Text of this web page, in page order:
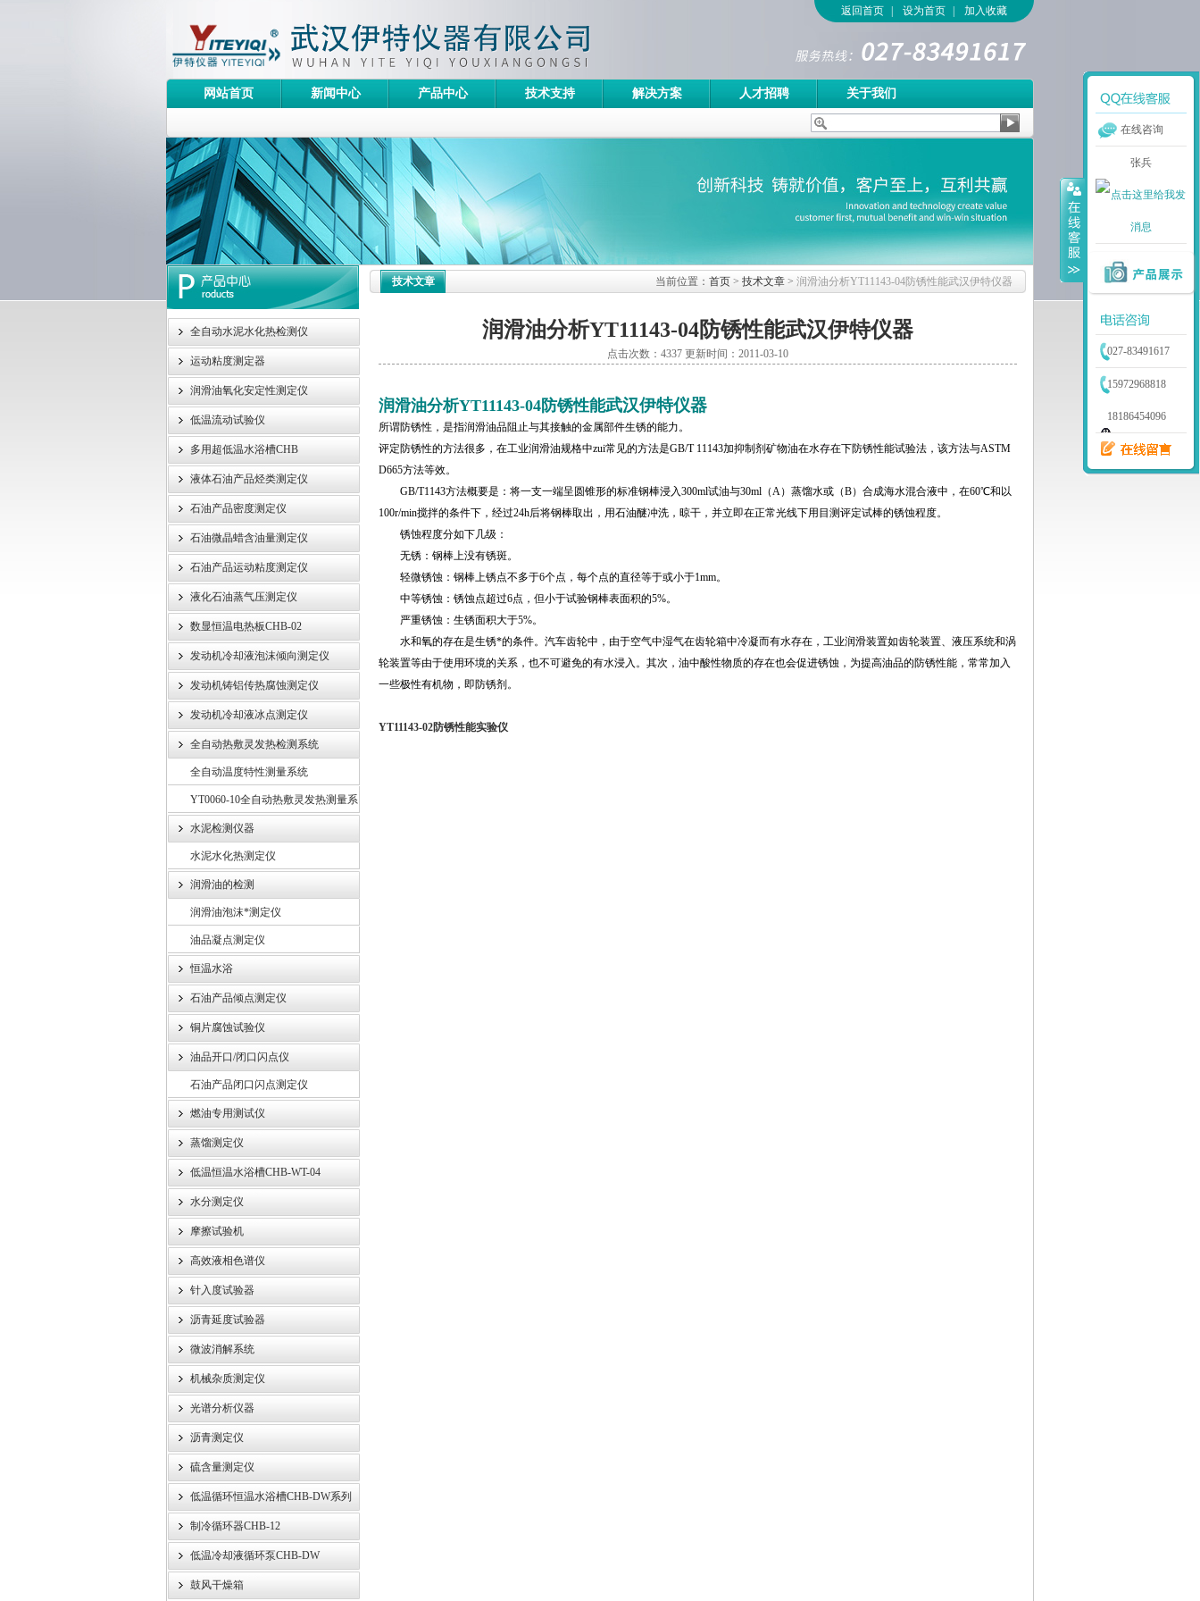
武汉伊特仪器有限公司
返回首页 设为首页 加入收藏
网站首页 新闻中心 产品中心 技术支持 解决方案 人才招聘 关于我们
技术文章 当前位置： 首页 > 技术文章 > 润滑油分析YT11143-04防锈性能武汉伊特仪器
润滑油分析YT11143-04防锈性能武汉伊特仪器
点击次数：4337 更新时间：2011-03-10
润滑油分析YT11143-04防锈性能武汉伊特仪器
所谓防锈性，是指润滑油品阻止与其接触的金属部件生锈的能力。
评定防锈性的方法很多，在工业润滑油规格中zui常见的方法是GB/T 11143加抑制剂矿物油在水存在下防锈性能试验法，该方法与ASTM
D665方法等效。
GB/T1143方法概要是：将一支一端呈圆锥形的标准钢棒浸入300ml试油与30ml （A）蒸馏水或（B）合成海水混合液中，在60℃和以
100r/min搅拌的条件下，经过24h后将钢棒取出，用石油醚冲洗，晾干，并立即在正常光线下用目测评定试棒的锈蚀程度。
锈蚀程度分如下几级：
无锈：钢棒上没有锈斑。
轻微锈蚀：钢棒上锈点不多于6个点，每个点的直径等于或小于1mm。
中等锈蚀：锈蚀点超过6点，但小于试验钢棒表面积的5%。
严重锈蚀：生锈面积大于5%。
水和氧的存在是生锈*的条件。汽车齿轮中，由于空气中湿气在齿轮箱中冷凝而有水存在，工业润滑装置如齿轮装置、液压系统和涡
轮装置等由于使用环境的关系，也不可避免的有水浸入。其次，油中酸性物质的存在也会促进锈蚀，为提高油品的防锈性能，常常加入
一些极性有机物，即防锈剂。
YT11143-02防锈性能实验仪
全自动水泥水化热检测仪
运动粘度测定器
润滑油氧化安定性测定仪
低温流动试验仪
多用超低温水浴槽CHB
液体石油产品烃类测定仪
石油产品密度测定仪
石油微晶蜡含油量测定仪
石油产品运动粘度测定仪
液化石油蒸气压测定仪
数显恒温电热板CHB-02
发动机冷却液泡沫倾向测定仪
发动机铸铝传热腐蚀测定仪
发动机冷却液冰点测定仪
全自动热敷灵发热检测系统
全自动温度特性测量系统
YT0060-10全自动热敷灵发热测量系
统
水泥检测仪器
水泥水化热测定仪
润滑油的检测
润滑油泡沫*测定仪
油品凝点测定仪
恒温水浴
石油产品倾点测定仪
铜片腐蚀试验仪
油品开口/闭口闪点仪
石油产品闭口闪点测定仪
燃油专用测试仪
蒸馏测定仪
低温恒温水浴槽CHB-WT-04
水分测定仪
摩擦试验机
高效液相色谱仪
针入度试验器
沥青延度试验器
微波消解系统
机械杂质测定仪
光谱分析仪器
沥青测定仪
硫含量测定仪
低温循环恒温水浴槽CHB-DW系列
制冷循环器CHB-12
低温冷却液循环泵CHB-DW
鼓风干燥箱
在线咨询
张兵
027-83491617
15972968818
18186454096